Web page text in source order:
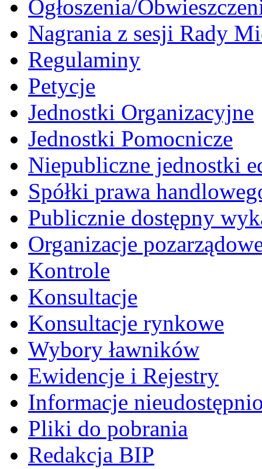
Ogłoszenia/
Nagrania z sesji Rady
Regulaminy
Petycje
Jednostki Organizacyjne
Jednostki Pomocnicze
Niepubliczne jednostki
Spółki prawa
Publicznie dostępny
Organizacje
Kontrole
Konsultacje
Konsultacje rynkowe
Wybory ławników
Ewidencje i Rejestry
Informacje
Pliki do pobrania
Redakcja BIP